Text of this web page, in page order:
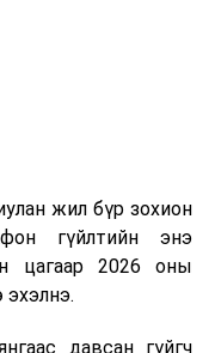
жил бүр зохион
гүйлтийн энэ
цагаар 2026 оны
давсан гүйгч